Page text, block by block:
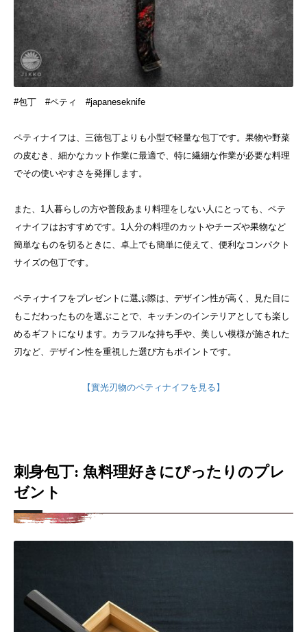
#包丁 #ペティ #japaneseknife
ペティナイフは、三徳包丁よりも小型で軽量な包丁です。果物や野菜
の皮むき、細かなカット作業に最適で、特に繊細な作業が必要な料理
でその使いやすさを発揮します。
また、1人暮らしの方や普段あまり料理をしない人にとっても、ペテ
ィナイフはおすすめです。1人分の料理のカットやチーズや果物など
簡単なものを切るときに、卓上でも簡単に使えて、便利なコンパクト
サイズの包丁です。
ペティナイフをプレゼントに選ぶ際は、デザイン性が高く、見た目に
もこだわったものを選ぶことで、キッチンのインテリアとしても楽し
めるギフトになります。カラフルな持ち手や、美しい模様が施された
刃など、デザイン性を重視した選び方もポイントです。
【實光刃物のペティナイフを見る】
刺身包丁: 魚料理好きにぴったりのプレ
ゼント